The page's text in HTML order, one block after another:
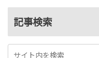
記事検索